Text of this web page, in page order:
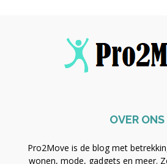
OVER ONS
Pro2Move is de blog met
wonen, mode, gadgets en meer.